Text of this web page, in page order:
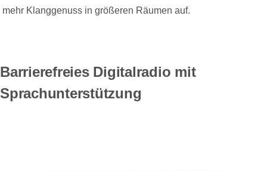
mehr Klanggenuss in größeren Räumen auf.
Barrierefreies Digitalradio mit
Sprachunterstützung